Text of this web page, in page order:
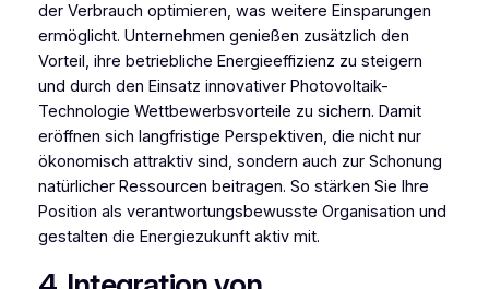
der Verbrauch optimieren, was weitere Einsparungen
ermöglicht. Unternehmen genießen zusätzlich den
Vorteil, ihre betriebliche Energieeffizienz zu steigern
und durch den Einsatz innovativer Photovoltaik-
Technologie Wettbewerbsvorteile zu sichern. Damit
eröffnen sich langfristige Perspektiven, die nicht nur
ökonomisch attraktiv sind, sondern auch zur Schonung
natürlicher Ressourcen beitragen. So stärken Sie Ihre
Position als verantwortungsbewusste Organisation und
gestalten die Energiezukunft aktiv mit.